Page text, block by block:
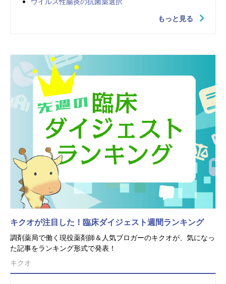
もっと見る
キクオが注目した！臨床ダイジェスト週間ランキング
調剤薬局で働く現役薬剤師＆人気ブロガーのキクオが、気になっ
た記事をランキング形式で発表！
キクオ